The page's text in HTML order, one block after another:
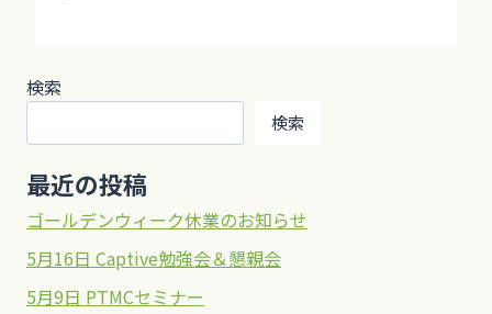
検索
検索
最近の投稿
ゴールデンウィーク休業のお知らせ
5月16日 Captive勉強会＆懇親会
5月9日 PTMCセミナー